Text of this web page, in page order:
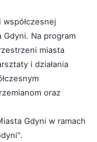
Na program
miasta
i działania
oraz
Gdyni w ramach